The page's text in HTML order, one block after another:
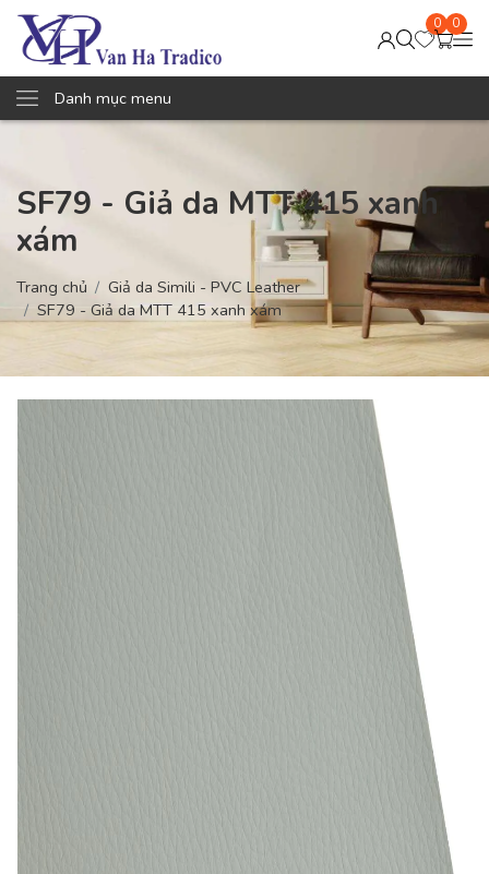
0 0
Danh mục menu
SF79 - Giả da MTT 415 xanh
xám
Trang chủ
Giả da Simili - PVC Leather
SF79 - Giả da MTT 415 xanh xám